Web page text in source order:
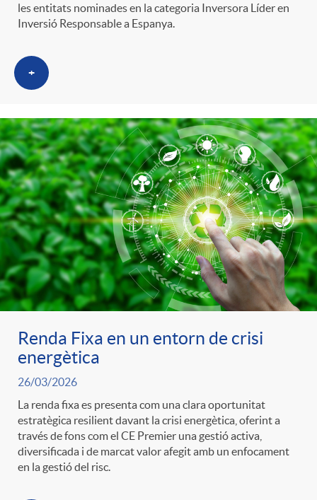
les entitats nominades en la categoria Inversora Líder en
Inversió Responsable a Espanya.
+
Renda Fixa en un entorn de crisi
energètica
26/03/2026
La renda fixa es presenta com una clara oportunitat
estratègica resilient davant la crisi energètica, oferint a
través de fons com el CE Premier una gestió activa,
diversificada i de marcat valor afegit amb un enfocament
en la gestió del risc.